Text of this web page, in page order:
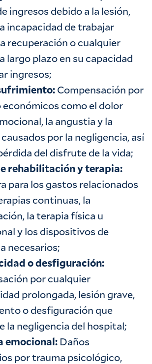
ingresos debido a la lesión,
incapacidad de trabajar
recuperación o cualquier
largo plazo en su capacidad
ingresos;
Compensación por
económicos como el dolor
la angustia y la
por la negligencia, así
del disfrute de la vida;
rehabilitación y terapia:
para los gastos relacionados
continuas, la
la terapia física u
y los dispositivos de
necesarios;
o desfiguración:
por cualquier
prolongada, lesión grave,
o desfiguración que
la negligencia del hospital;
emocional: Daños
por trauma psicológico,